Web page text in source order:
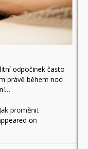
odpočinek často
právě během noci
proměnit
on